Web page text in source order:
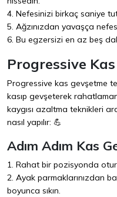
4. Nefesinizi birkaç saniye
5. Ağzınızdan yavaşça
6. Bu egzersizi en az beş
Progressive
Progressive kas gevşetme
kasıp gevşeterek
kaygısı azaltma teknikleri
nasıl yapılır: 💪
Adım Adım Kas
1. Rahat bir pozisyonda
2. Ayak parmaklarınızdan
boyunca sıkın.